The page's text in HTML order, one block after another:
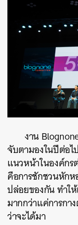
งาน
จับตามองในปีต่อไ
แนวหน้าในองค์ก
คือการชักชวนหักห
ปล่อยของกัน ทำให้
มากกว่าแค่การกา
ว่าจะได้มา